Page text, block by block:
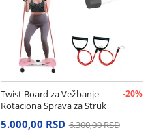
Twist Board za Vežbanje –
Rotaciona Sprava za Struk
-20%
5.000,00 RSD 6.300,00 RSD